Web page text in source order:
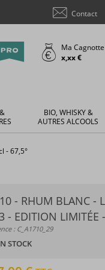
Contact
Ma Cagnotte
x,xx €
BIO, WHISKY &
AUTRES ALCOOLS
- 67,5°
- RHUM BLANC -
- EDITION LIMITÉE
: C_A1710_29
STOCK